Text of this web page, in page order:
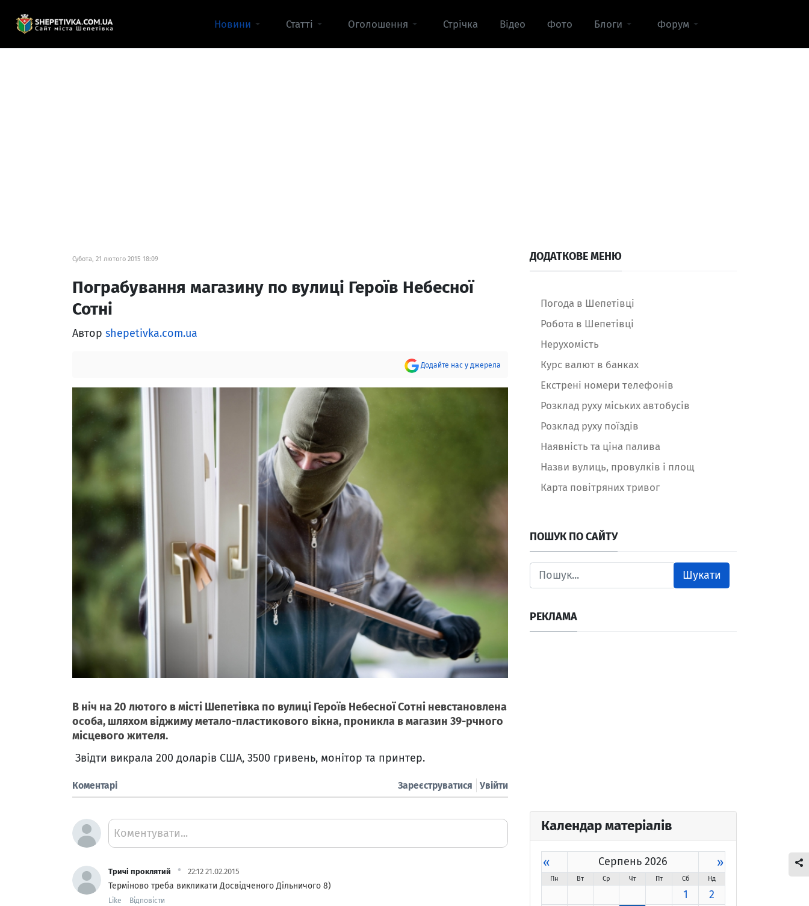
Новини Статті Оголошення Стрічка Відео Фото Блоги Форум
Субота, 21 лютого 2015 18:09
Пограбування магазину по вулиці Героїв Небесної
Сотні
Автор shepetivka.com.ua
Додайте нас у джерела
В ніч на 20 лютого в місті Шепетівка по вулиці Героїв Небесної Сотні невстановлена
особа, шляхом віджиму метало-пластикового вікна, проникла в магазин 39-рчного
місцевого жителя.
Звідти викрала 200 доларів США, 3500 гривень, монітор та принтер.
Коментарі Увійти
Зареєструватися
Коментувати...
Тричі проклятий · 22:12 21.02.2015
Терміново треба викликати Досвідченого Дільничого 8)
Like Відповісти
ДОДАТКОВЕ МЕНЮ
Погода в Шепетівці
Робота в Шепетівці
Нерухомість
Курс валют в банках
Екстрені номери телефонів
Розклад руху міських автобусів
Розклад руху поїздів
Наявність та ціна палива
Назви вулиць, провулків і площ
Карта повітряних тривог
ПОШУК ПО САЙТУ
Шукати
РЕКЛАМА
Календар матеріалів
« Серпень 2026 »
Пн Вт Ср Чт Пт Сб Нд
1
2